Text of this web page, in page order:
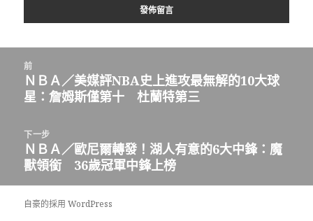
前
上
一
文
章：
ＮＢＡ／美媒評NBA史上進攻最無解的10大球
星：詹姆斯僅第十 杜蘭特第三
下一步
下
一
篇
文
ＮＢＡ／歐尼爾轉發！湖人有意的6大中鋒：魔
獸領銜 36歲冠軍中鋒上榜
自豪的採用 WordPress